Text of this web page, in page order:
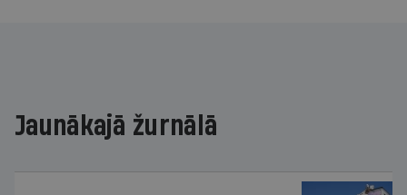
Jaunākajā žurnālā